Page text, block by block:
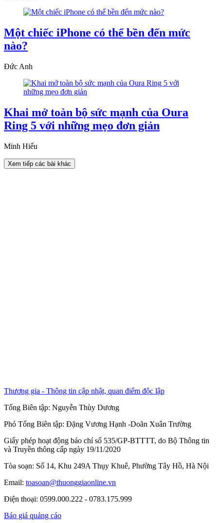
Một chiếc iPhone có thể bền đến mức
nào?
Đức Anh
Khai mở toàn bộ sức mạnh của Oura
Ring 5 với những mẹo đơn giản
Minh Hiếu
Xem tiếp các bài khác
Thương gia - Thông tin cập nhật, quan điểm độc lập
Tổng Biên tập: Nguyễn Thùy Dương
Phó Tổng Biên tập: Đặng Vương Hạnh -Doãn Xuân Trường
Giấy phép hoạt động báo chí số 535/GP-BTTTT, do Bộ Thông tin
và Truyền thông cấp ngày 19/11/2020
Tòa soạn: Số 14, Khu 249A Thụy Khuê, Phường Tây Hồ, Hà Nội
Email: toasoan@thuonggiaonline.vn
Điện thoại: 0599.000.222 - 0783.175.999
Báo giá quảng cáo